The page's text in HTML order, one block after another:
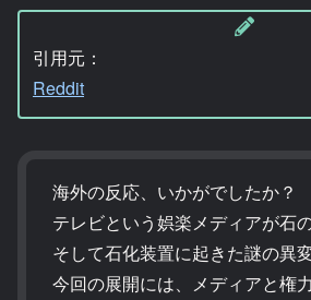
引用元：
Reddit
海外の反応、いかがでしたか？
テレビという娯楽メディアが石
そして石化装置に起きた謎の異変
今回の展開には、メディアと権